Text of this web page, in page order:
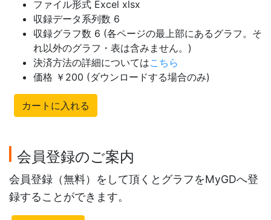
ファイル形式 Excel xlsx
収録データ系列数 6
収録グラフ数 6 (各ページの最上部にあるグラフ。そ
れ以外のグラフ・表は含みません。)
決済方法の詳細についてはこちら
価格 ￥200 (ダウンロードする場合のみ)
カートに入れる
会員登録のご案内
会員登録（無料）をして頂くとグラフをMyGDへ登
録することができます。